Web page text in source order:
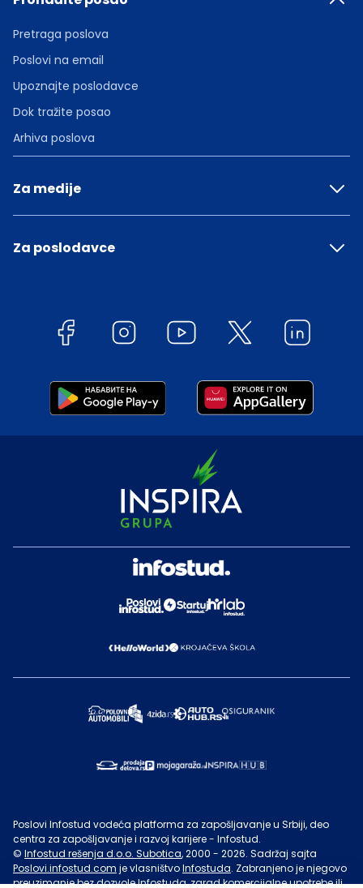
Pretraga poslova
Poslovi na email
Upoznajte poslodavce
Dok tražite posao
Arhiva poslova
Za medije
Za poslodavce
Poslovi Infostud vodeća platforma za zapošljavanje u Srbiji, deo
centra za zapošljavanje i razvoj karijere - Infostud.
© Infostud rešenja d.o.o. Subotica, 2000 - 2026. Sadržaj sajta
Poslovi.infostud.com je vlasništvoInfostuda. Zabranjeno je njegovo
preuzimanje bez dozvoleInfostuda, zarad komercijalne upotrebe ili